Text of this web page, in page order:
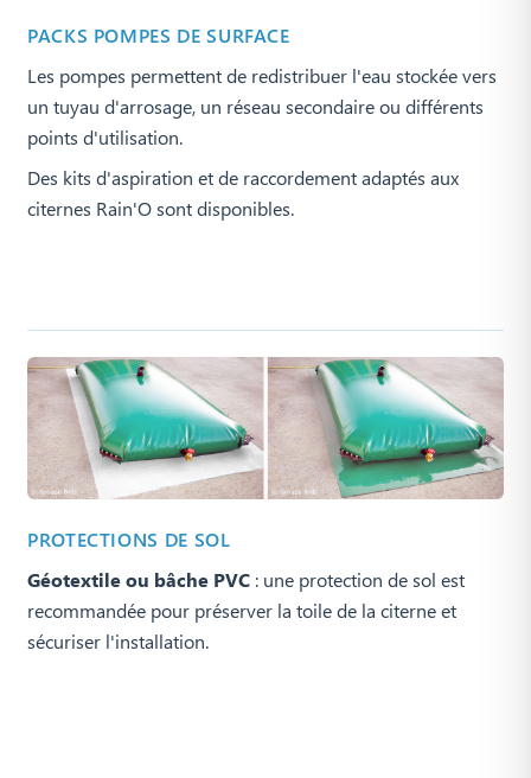
PACKS POMPES DE SURFACE
Les pompes permettent de redistribuer l'eau stockée vers
un tuyau d'arrosage, un réseau secondaire ou différents
points d'utilisation.
Des kits d'aspiration et de raccordement adaptés aux
citernes Rain'O sont disponibles.
PROTECTIONS DE SOL
Géotextile ou bâche PVC : une protection de sol est
recommandée pour préserver la toile de la citerne et
sécuriser l'installation.